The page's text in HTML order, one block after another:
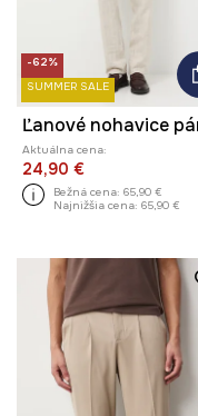
-62%
SUMMER SALE
Aktuálna cena:
24,90 €
Bežná cena: 65,90 €
Najnižšia cena: 65,90 €